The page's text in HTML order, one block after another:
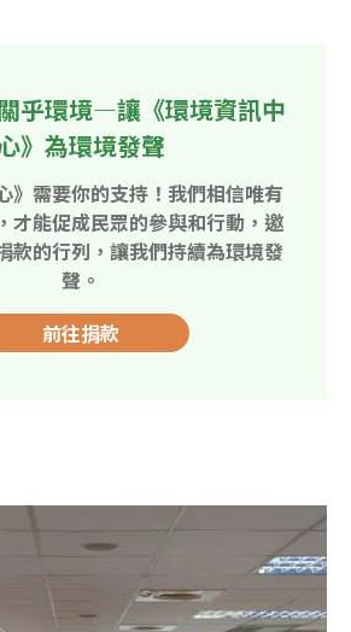
乎環境—讓《環境資訊中
》為環境發聲
》需要你的支持！我們相信唯有
才能促成民眾的參與和行動，邀
款的行列，讓我們持續為環境發
聲。
前往捐款